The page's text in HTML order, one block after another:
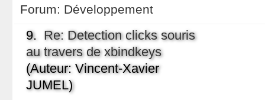
Forum: Développement
9. Re: Detection clicks souris
au travers de xbindkeys
(Auteur: Vincent-Xavier
JUMEL)